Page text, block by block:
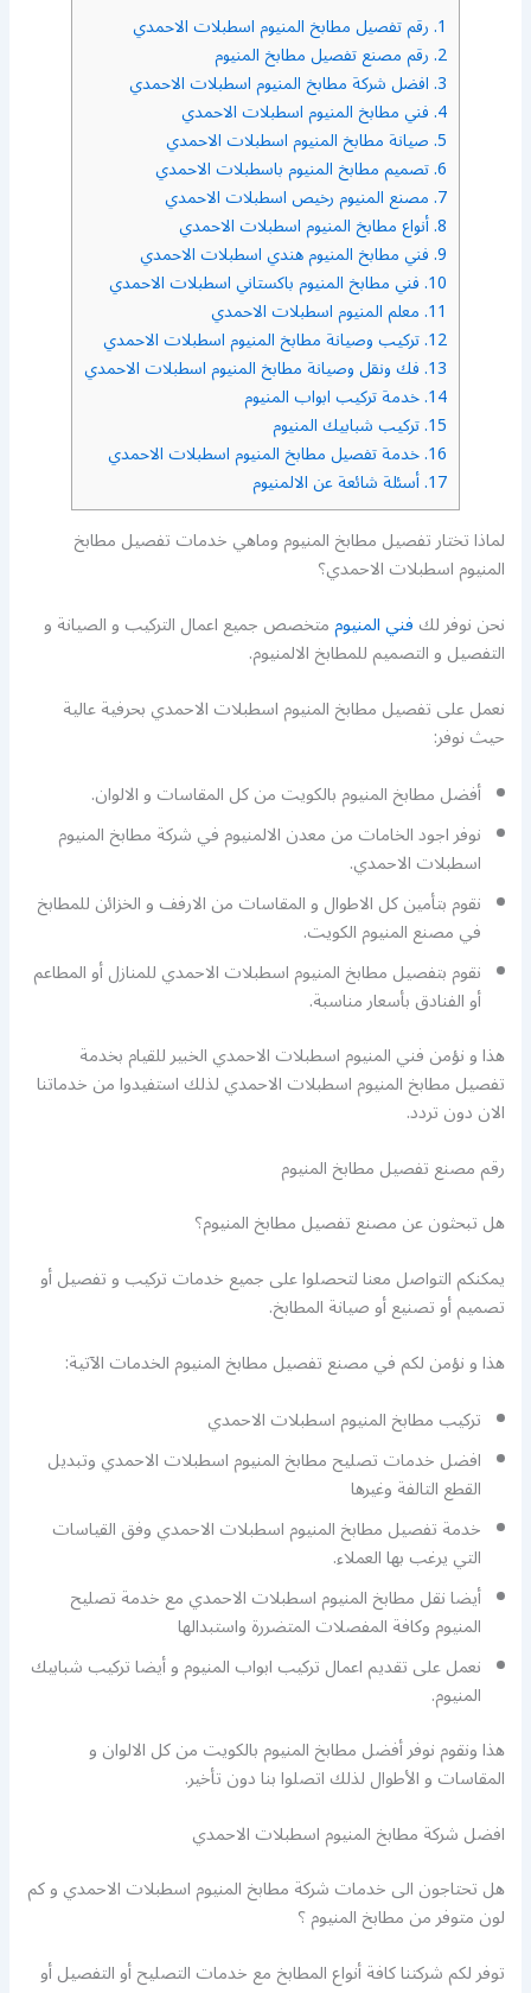
1. رقم تفصيل مطابخ المنيوم اسطبلات الاحمدي
2. رقم مصنع تفصيل مطابخ المنيوم
3. افضل شركة مطابخ المنيوم اسطبلات الاحمدي
4. فني مطابخ المنيوم اسطبلات الاحمدي
5. صيانة مطابخ المنيوم اسطبلات الاحمدي
6. تصميم مطابخ المنيوم باسطبلات الاحمدي
7. مصنع المنيوم رخيص اسطبلات الاحمدي
8. أنواع مطابخ المنيوم اسطبلات الاحمدي
9. فني مطابخ المنيوم هندي اسطبلات الاحمدي
10. فني مطابخ المنيوم باكستاني اسطبلات الاحمدي
11. معلم المنيوم اسطبلات الاحمدي
12. تركيب وصيانة مطابخ المنيوم اسطبلات الاحمدي
13. فك ونقل وصيانة مطابخ المنيوم اسطبلات الاحمدي
14. خدمة تركيب ابواب المنيوم
15. تركيب شبابيك المنيوم
16. خدمة تفصيل مطابخ المنيوم اسطبلات الاحمدي
17. أسئلة شائعة عن الالمنيوم
لماذا تختار تفصيل مطابخ المنيوم وماهي خدمات تفصيل مطابخ
المنيوم اسطبلات الاحمدي؟
نحن نوفر لكفني المنيوممتخصص جميع اعمال التركيب و الصيانة و
التفصيل و التصميم للمطابخ الالمنيوم.
نعمل على تفصيل مطابخ المنيوم اسطبلات الاحمدي بحرفية عالية
حيث نوفر:
أفضل مطابخ المنيوم بالكويت من كل المقاسات و الالوان.
نوفر اجود الخامات من معدن الالمنيوم في شركة مطابخ المنيوم
اسطبلات الاحمدي.
نقوم بتأمين كل الاطوال و المقاسات من الارفف و الخزائن للمطابخ
في مصنع المنيوم الكويت.
نقوم بتفصيل مطابخ المنيوم اسطبلات الاحمدي للمنازل أو المطاعم
أو الفنادق بأسعار مناسبة.
هذا و نؤمن فني المنيوم اسطبلات الاحمدي الخبير للقيام بخدمة
تفصيل مطابخ المنيوم اسطبلات الاحمدي لذلك استفيدوا من خدماتنا
الان دون تردد.
رقم مصنع تفصيل مطابخ المنيوم
هل تبحثون عن مصنع تفصيل مطابخ المنيوم؟
يمكنكم التواصل معنا لتحصلوا على جميع خدمات تركيب و تفصيل أو
تصميم أو تصنيع أو صيانة المطابخ.
هذا و نؤمن لكم في مصنع تفصيل مطابخ المنيوم الخدمات الآتية:
تركيب مطابخ المنيوم اسطبلات الاحمدي
افضل خدمات تصليح مطابخ المنيوم اسطبلات الاحمدي وتبديل
القطع التالفة وغيرها
خدمة تفصيل مطابخ المنيوم اسطبلات الاحمدي وفق القياسات
التي يرغب بها العملاء.
أيضا نقل مطابخ المنيوم اسطبلات الاحمدي مع خدمة تصليح
المنيوم وكافة المفصلات المتضررة واستبدالها
نعمل على تقديم اعمال تركيب ابواب المنيوم و أيضا تركيب شبابيك
المنيوم.
هذا ونقوم نوفر أفضل مطابخ المنيوم بالكويت من كل الالوان و
المقاسات و الأطوال لذلك اتصلوا بنا دون تأخير.
افضل شركة مطابخ المنيوم اسطبلات الاحمدي
هل تحتاجون الى خدمات شركة مطابخ المنيوم اسطبلات الاحمدي و كم
لون متوفر من مطابخ المنيوم ؟
توفر لكم شركتنا كافة أنواع المطابخ مع خدمات التصليح أو التفصيل أو